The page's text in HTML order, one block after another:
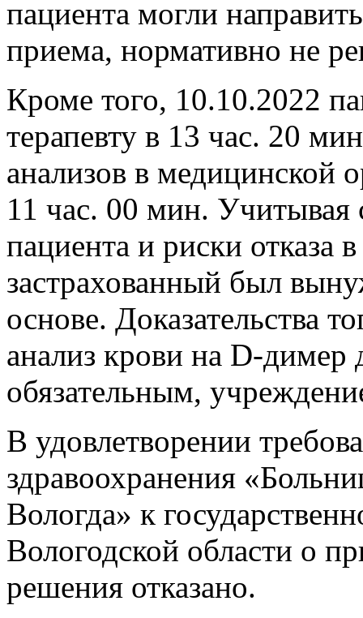
пациента могли
приема, нормативно не
Кроме того, 10.10.2022
терапевту в 13 час. 20
анализов в медицинской
11 час. 00 мин. Учитывая
пациента и риски отказа
застрахованный был
основе. Доказательства
анализ крови на D-димер
обязательным,
В удовлетворении
здравоохранения
Вологда» к
Вологодской области о
решения отказано.